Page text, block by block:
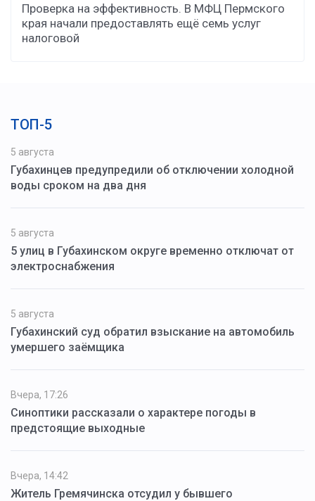
Проверка на эффективность. В МФЦ Пермского
края начали предоставлять ещё семь услуг
налоговой
ТОП-5
5 августа
Губахинцев предупредили об отключении холодной
воды сроком на два дня
5 августа
5 улиц в Губахинском округе временно отключат от
электроснабжения
5 августа
Губахинский суд обратил взыскание на автомобиль
умершего заёмщика
Вчера, 17:26
Синоптики рассказали о характере погоды в
предстоящие выходные
Вчера, 14:42
Житель Гремячинска отсудил у бывшего